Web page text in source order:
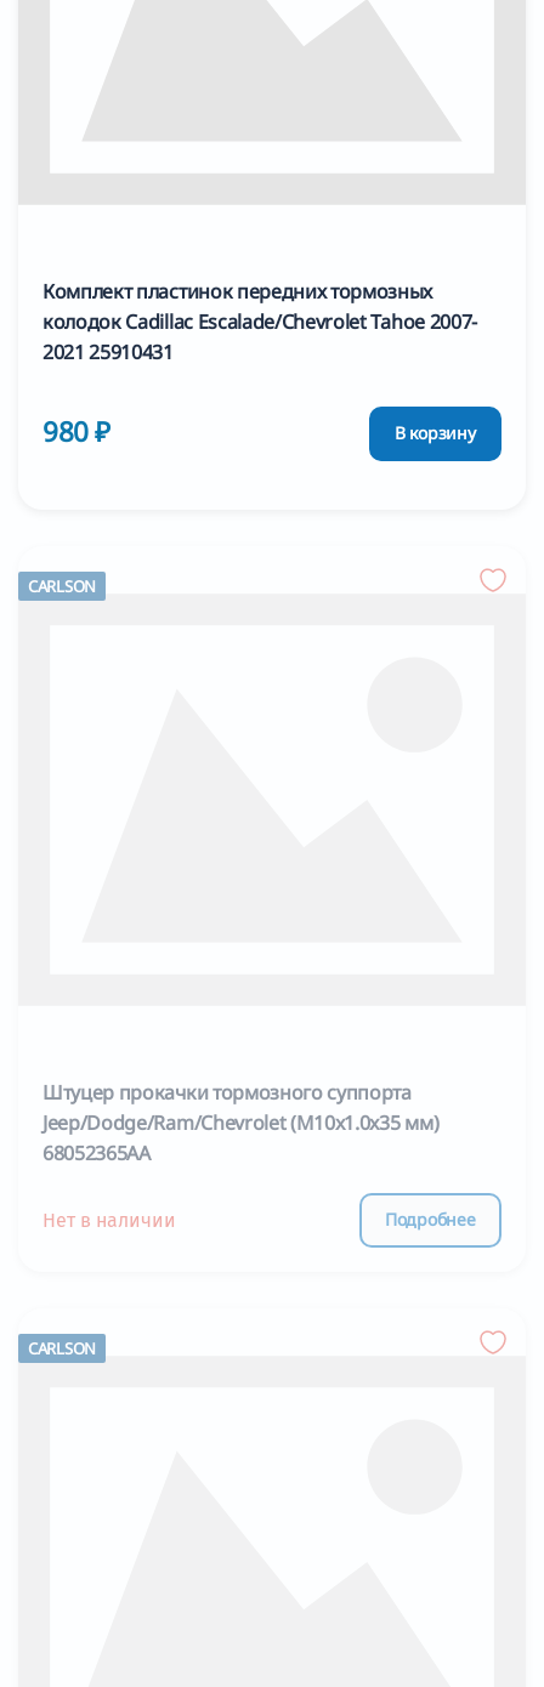
Комплект пластинок передних тормозных
колодок Cadillac Escalade/Chevrolet Tahoe 2007-
2021 25910431
980 ₽ В корзину
CARLSON
Штуцер прокачки тормозного суппорта
Jeep/Dodge/Ram/Chevrolet (M10x1.0x35 мм)
68052365AA
Нет в наличии Подробнее
CARLSON